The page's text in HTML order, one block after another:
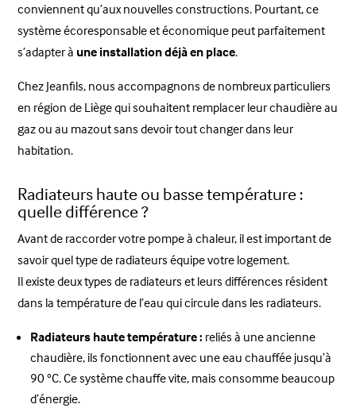
conviennent qu’aux nouvelles constructions. Pourtant, ce
système écoresponsable et économique peut parfaitement
s’adapter à une installation déjà en place.
Chez Jeanfils, nous accompagnons de nombreux particuliers
en région de Liège qui souhaitent remplacer leur chaudière au
gaz ou au mazout sans devoir tout changer dans leur
habitation.
Radiateurs haute ou basse température :
quelle différence ?
Avant de raccorder votre pompe à chaleur, il est important de
savoir quel type de radiateurs équipe votre logement.
Il existe deux types de radiateurs et leurs différences résident
dans la température de l’eau qui circule dans les radiateurs.
Radiateurs haute température : reliés à une ancienne
chaudière, ils fonctionnent avec une eau chauffée jusqu’à
90 °C. Ce système chauffe vite, mais consomme beaucoup
d’énergie.